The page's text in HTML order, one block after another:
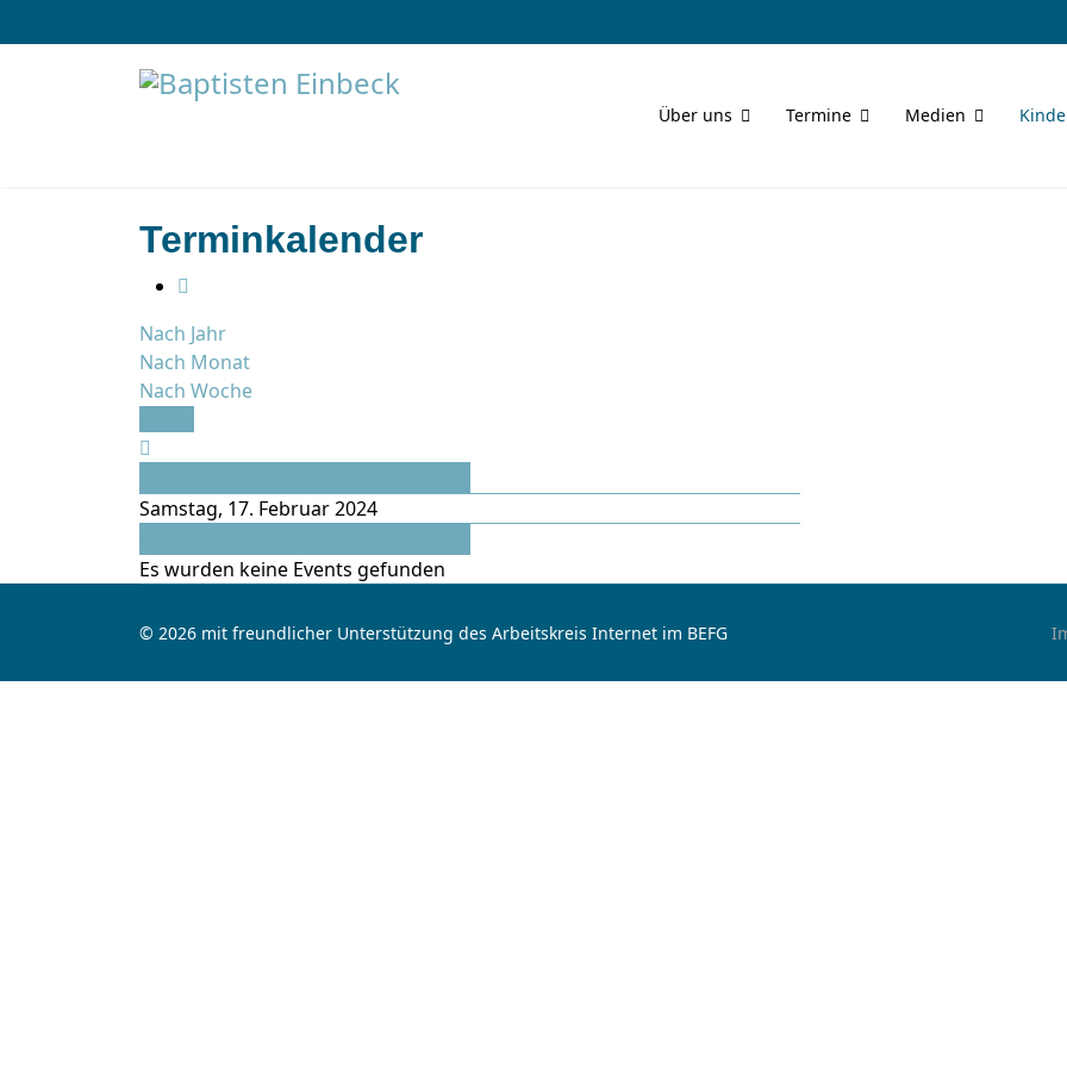
Über uns Termine Medien
Terminkalender
Nach Jahr
Nach Monat
Nach Woche
Samstag, 17. Februar 2024
Es wurden keine Events gefunden
© 2026 mit freundlicher Unterstützung des Arbeitskreis Internet im BEFG